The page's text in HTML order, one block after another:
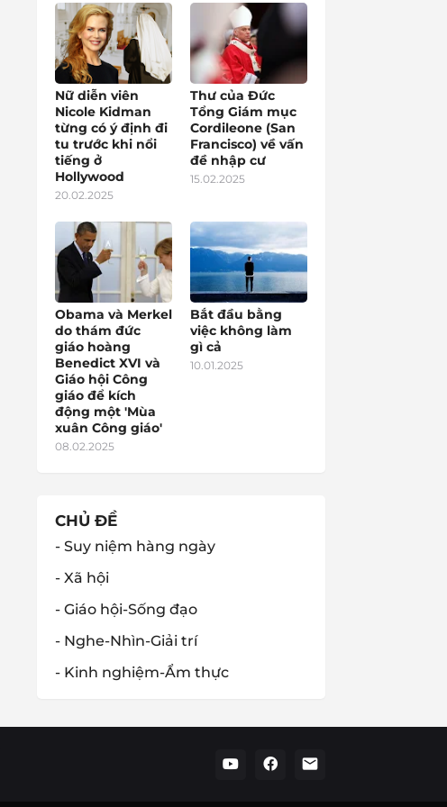
Nữ diễn viên
Nicole Kidman
từng có ý định đi
tu trước khi nổi
tiếng ở
Hollywood
20.02.2025
Thư của Đức
Tổng Giám mục
Cordileone (San
Francisco) về vấn
đề nhập cư
15.02.2025
Obama và Merkel
do thám đức
giáo hoàng
Benedict XVI và
Giáo hội Công
giáo để kích
động một 'Mùa
xuân Công giáo'
08.02.2025
Bắt đầu bằng
việc không làm
gì cả
10.01.2025
CHỦ ĐỀ
- Suy niệm hàng ngày
- Xã hội
- Giáo hội-Sống đạo
- Nghe-Nhìn-Giải trí
- Kinh nghiệm-Ẩm thực